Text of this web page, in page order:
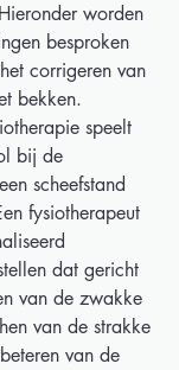
worden
besproken
corrigeren van
bekken.
speelt
bij de
scheefstand
fysiotherapeut
dat gericht
van de zwakke
van de strakke
van de